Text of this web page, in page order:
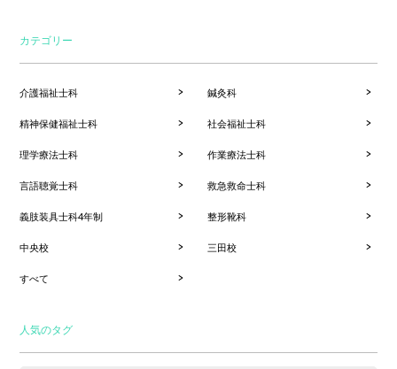
カテゴリー
介護福祉士科 鍼灸科
精神保健福祉士科 社会福祉士科
理学療法士科 作業療法士科
言語聴覚士科 救急救命士科
義肢装具士科4年制 整形靴科
中央校 三田校
すべて
人気のタグ